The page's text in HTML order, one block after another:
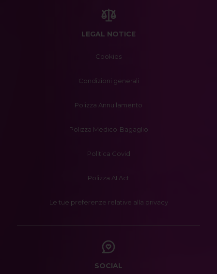
LEGAL NOTICE
Cookies
Condizioni generali
Polizza Annullamento
Polizza Medico-Bagaglio
Politica Covid
Polizza AI Act
Le tue preferenze relative alla privacy
SOCIAL